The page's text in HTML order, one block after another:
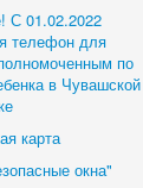
С 01.02.2022
телефон для
по
в Чувашской
карта
окна"